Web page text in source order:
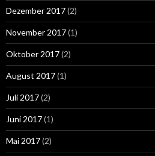
Dezember 2017(2)
November 2017(1)
Oktober 2017(2)
August 2017(1)
Juli 2017(2)
Juni 2017(1)
Mai 2017(2)